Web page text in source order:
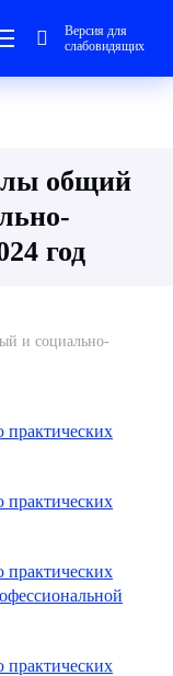
Версия для
слабовидящих
общий
год
и социально-